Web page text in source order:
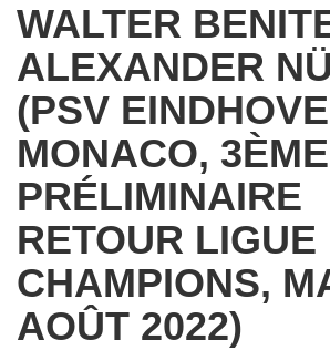
WALTER
ALEXANDER
(PSV
MONACO,
PRÉLIMINAIRE
RETOUR LIGUE
CHAMPIONS,
AOÛT 2022)